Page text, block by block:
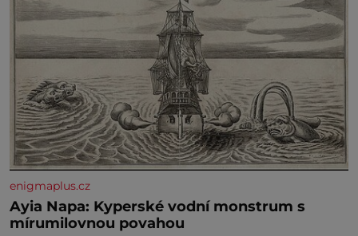
enigmaplus.cz
Ayia Napa: Kyperské vodní monstrum s
mírumilovnou povahou